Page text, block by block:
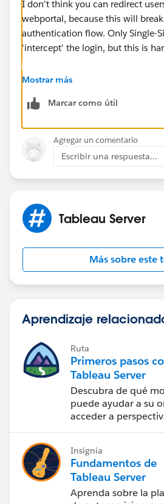
I don't think you can redirect
webportal, because this will
authentication flow. Only Single-
'intercept' the login, but this is
Using a custom portal with
want to redirect the signin process?
Kind regards,
Johan de Groot
Mostrar más
Marcar como útil
Agregar un comentario
Escribir una respuesta...
Tableau Server
Más sobre este
Aprendizaje
Ruta
Primeros pasos
Tableau Server
Descubra de qué
puede ayudar a su
acceder a
Insignia
Fundamentos de
Tableau Server
Aprenda sobre la